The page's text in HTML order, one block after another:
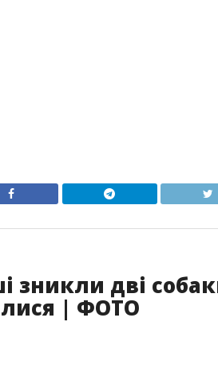
зникли дві
| ФОТО